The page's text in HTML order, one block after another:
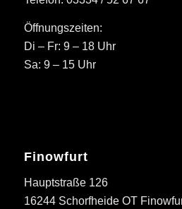
Öffnungszeiten:
Di – Fr: 9 – 18 Uhr
Sa: 9 – 15 Uhr
Finowfurt
Hauptstraße 126
16244 Schorfheide OT